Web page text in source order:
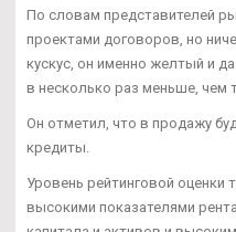
По словам представителей
проектами договоров, но
кускус, он именно желтый и
в несколько раз меньше, чем
Он отметил, что в продажу
кредиты.
Уровень рейтинговой
высокими показателями